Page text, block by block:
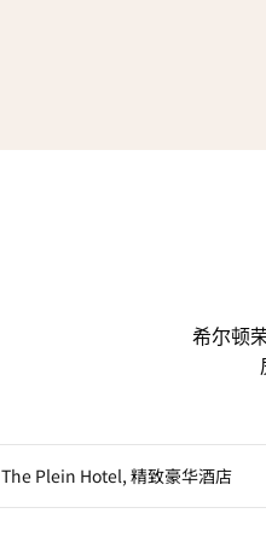
希尔顿
The Plein Hotel, 精致豪华酒店